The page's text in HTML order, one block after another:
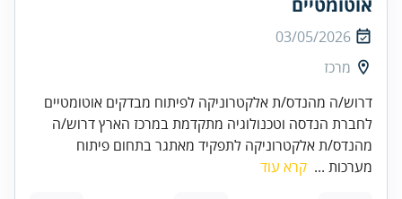
03/05/2026
מרכז
דרוש/ה מהנדס/ת אלקטרוניקה לפיתוח מבדקים אוטומטיים
לחברת הנדסה וטכנולוגיה מתקדמת במרכז הארץ דרוש/ה
מהנדס/ת אלקטרוניקה לתפקיד מאתגר בתחום פיתוח
מערכות ... קרא עוד